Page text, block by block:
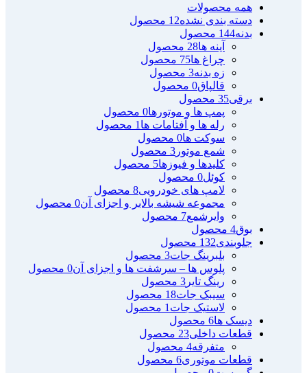
همه محصولات
دسته بندی نشده12 محصول
بدنه144 محصول
آینه ها28 محصول
چراغ ها75 محصول
زه بدنه3 محصول
قالپاق0 محصول
برقی35 محصول
پمپ ها و موتورها0 محصول
رله ها و آفتامات ها 1 محصول
سوکت ها0 محصول
شمع موتور 3 محصول
کلیدها و فیوزها5 محصول
کوئل0 محصول
لامپ های خودرویی8 محصول
مجموعه شیشه بالابر و اجزای آن0 محصول
وایرشمع7 محصول
بوق4 محصول
جلوبندی132 محصول
بلبرینگ جات3 محصول
پلوس ها – سرشفت ها و اجزای آن0 محصول
رینگ تایر 3 محصول
سیبک جات18 محصول
لاستیک جات 1 محصول
دیسک ها6 محصول
قطعات داخلی23 محصول
متفرقه4 محصول
قطعات موتوری6 محصول